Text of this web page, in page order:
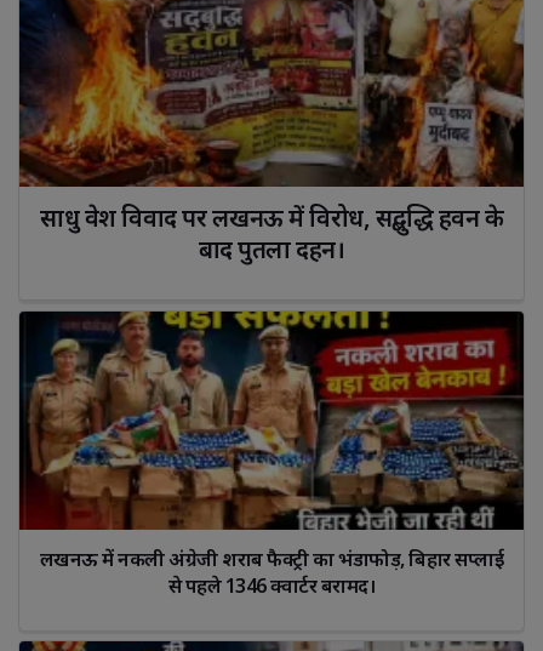
पेड़ से टकराई पुलिस जीप, चालक की मौत, दारोगा समेत तीन जख्मी
थाना समाधान दिवस में एसपी संजीव कुमार बाजपेई ने सुनीं
साधु वेश विवाद पर लखनऊ में विरोध, सद्बुद्धि हवन के
बाद पुतला दहन।
लखनऊ में नकली अंग्रेजी शराब फैक्ट्री का भंडाफोड़, बिहार सप्लाई
से पहले 1346 क्वार्टर बरामद।